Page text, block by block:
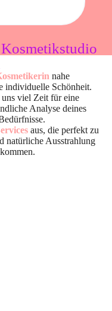
nahe
individuelle Schönheit.
viel Zeit für eine
Analyse deines
aus, die perfekt zu
natürliche Ausstrahlung